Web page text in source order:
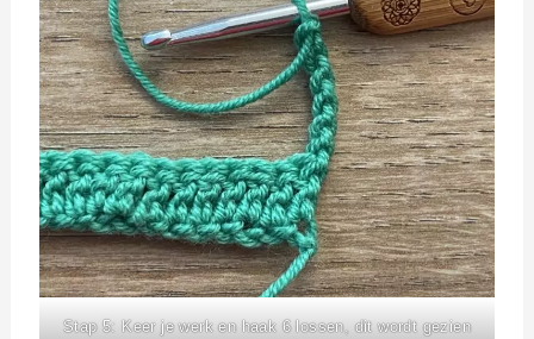
Stap 5: Keer je werk en haak 6 lossen, dit wordt gezien